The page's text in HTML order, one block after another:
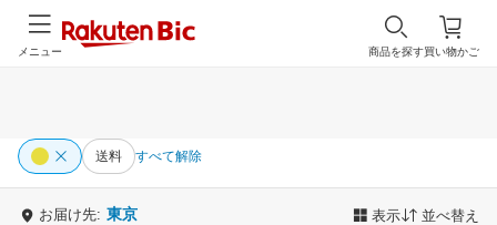
買い物かご
商品を探す
メニュー
送料 すべて解除
お届け先: 東京 表示 並べ替え